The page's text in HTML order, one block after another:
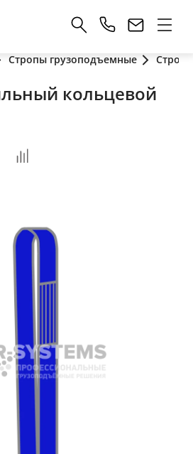
Стропы грузоподъемные
кольцевой